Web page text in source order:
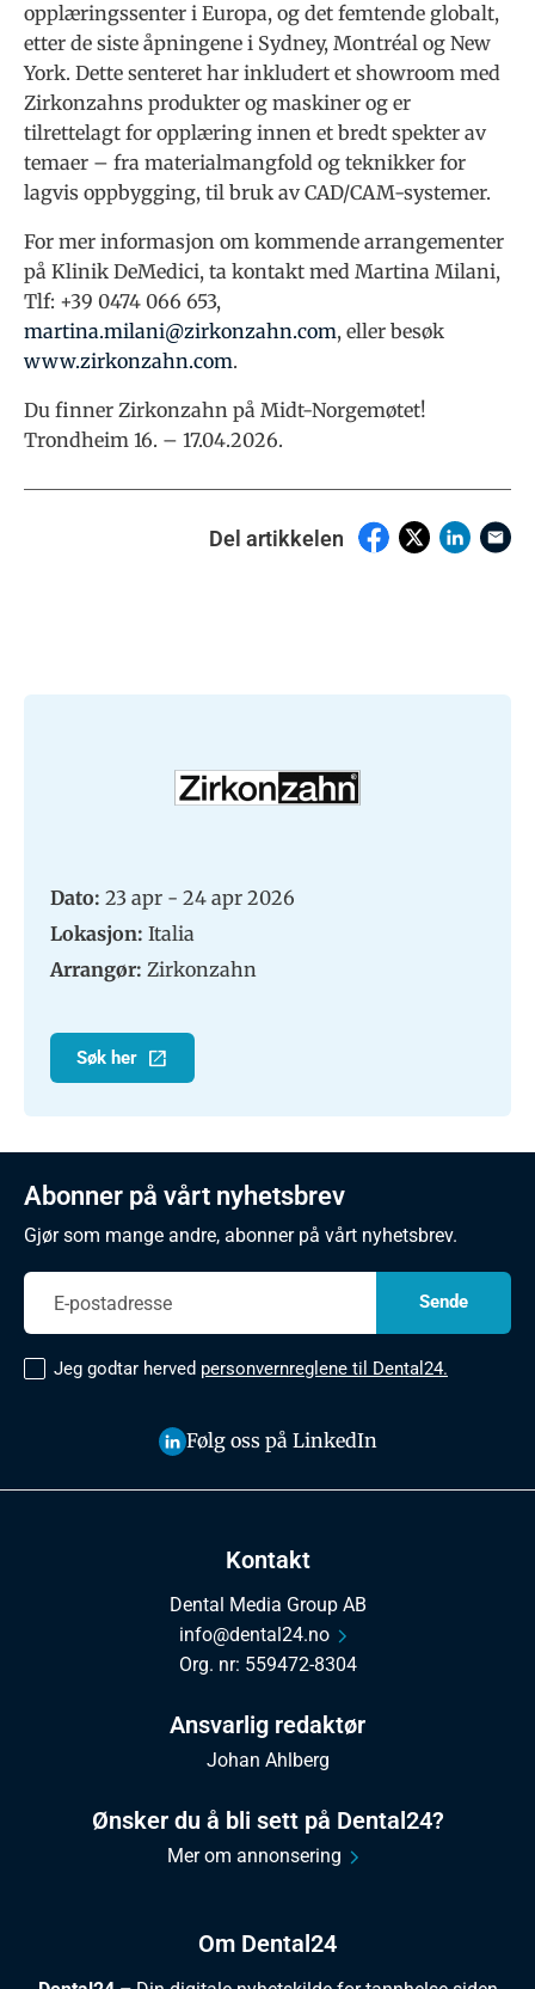
opplæringssenter i Europa, og det femtende globalt,
etter de siste åpningene i Sydney, Montréal og New
York. Dette senteret har inkludert et showroom med
Zirkonzahns produkter og maskiner og er
tilrettelagt for opplæring innen et bredt spekter av
temaer – fra materialmangfold og teknikker for
lagvis oppbygging, til bruk av CAD/CAM-systemer.
For mer informasjon om kommende arrangementer
på Klinik DeMedici, ta kontakt med Martina Milani,
Tlf: +39 0474 066 653,
martina.milani@zirkonzahn.com, eller besøk
www.zirkonzahn.com.
Du finner Zirkonzahn på Midt-Norgemøtet!
Trondheim 16. – 17.04.2026.
Del artikkelen
Dato: 23 apr - 24 apr 2026
Lokasjon: Italia
Arrangør: Zirkonzahn
Søk her
Om Dental24
Kontakt
Dental Media Group AB
info@dental24.no
Org. nr: 559472-8304
Ansvarlig redaktør
Johan Ahlberg
Ønsker du å bli sett på Dental24?
Mer om annonsering
Abonner på vårt nyhetsbrev
Gjør som mange andre, abonner på vårt nyhetsbrev.
Jeg godtar herved personvernreglene til Dental24.
Følg oss på LinkedIn